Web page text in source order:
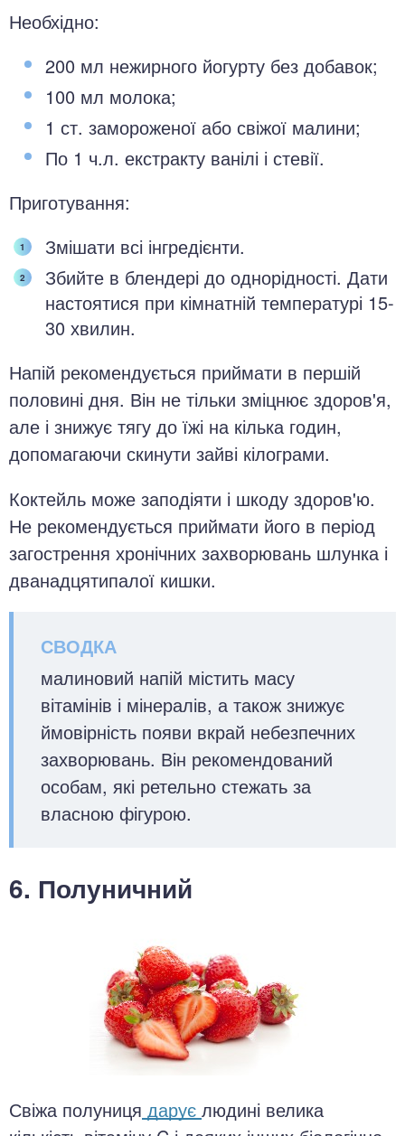
Необхідно:
200 мл нежирного йогурту без добавок;
100 мл молока;
1 ст. замороженої або свіжої малини;
По 1 ч.л. екстракту ванілі і стевії.
Приготування:
Змішати всі інгредієнти.
Збийте в блендері до однорідності. Дати
настоятися при кімнатній температурі 15-
30 хвилин.
Напій рекомендується приймати в першій
половині дня. Він не тільки зміцнює здоров'я,
але і знижує тягу до їжі на кілька годин,
допомагаючи скинути зайві кілограми.
Коктейль може заподіяти і шкоду здоров'ю.
Не рекомендується приймати його в період
загострення хронічних захворювань шлунка і
дванадцятипалої кишки.
малиновий напій містить масу
вітамінів і мінералів, а також знижує
ймовірність появи вкрай небезпечних
захворювань. Він рекомендований
особам, які ретельно стежать за
власною фігурою.
6. Полуничний
Свіжа полуниця дарує людині велика